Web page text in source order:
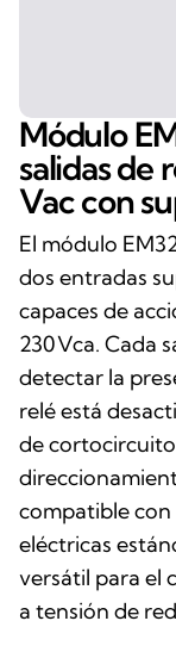
Módulo
salidas de
Vac con
El módulo
dos entradas
capaces de
230 Vca. Cada
detectar la
relé está
de
compatible con
eléctricas
versátil para el
a tensión de